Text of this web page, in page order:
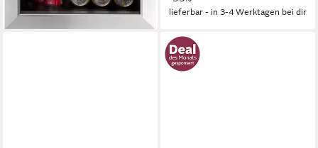
lieferbar - in 3-4 Werktagen bei dir